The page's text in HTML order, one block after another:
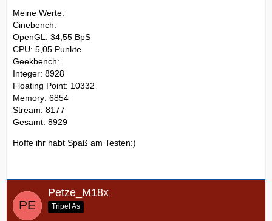
Meine Werte:
Cinebench:
OpenGL: 34,55 BpS
CPU: 5,05 Punkte
Geekbench:
Integer: 8928
Floating Point: 10332
Memory: 6854
Stream: 8177
Gesamt: 8929
Hoffe ihr habt Spaß am Testen:)
Petze_M18x
Tripel As